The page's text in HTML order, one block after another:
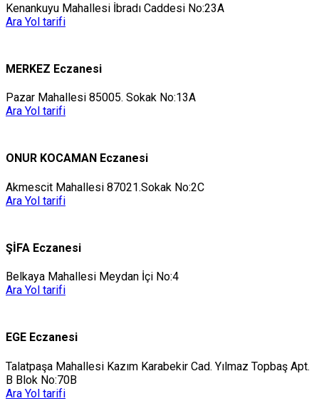
Kenankuyu Mahallesi İbradı Caddesi No:23A
Ara Yol tarifi
MERKEZ Eczanesi
Pazar Mahallesi 85005. Sokak No:13A
Ara Yol tarifi
ONUR KOCAMAN Eczanesi
Akmescit Mahallesi 87021.Sokak No:2C
Ara Yol tarifi
ŞİFA Eczanesi
Belkaya Mahallesi Meydan İçi No:4
Ara Yol tarifi
EGE Eczanesi
Talatpaşa Mahallesi Kazım Karabekir Cad. Yılmaz Topbaş Apt.
B Blok No:70B
Ara Yol tarifi